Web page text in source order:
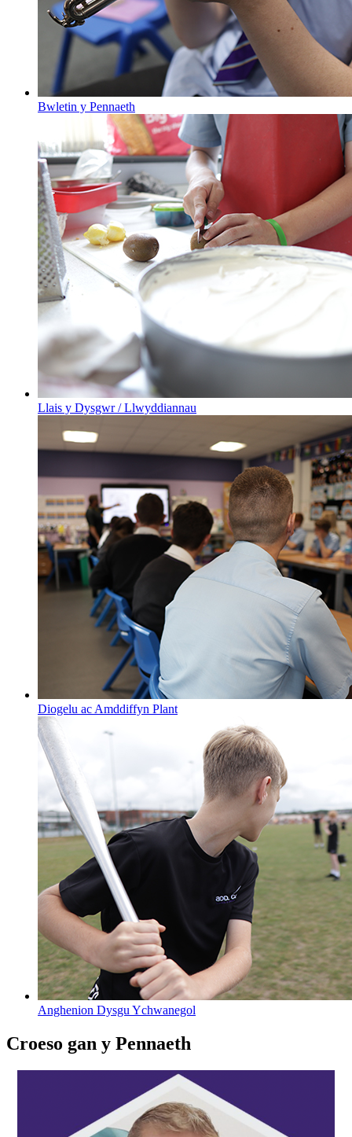
Bwletin y Pennaeth
Llais y Dysgwr / Llwyddiannau
Diogelu ac Amddiffyn Plant
Anghenion Dysgu Ychwanegol
Croeso gan y Pennaeth